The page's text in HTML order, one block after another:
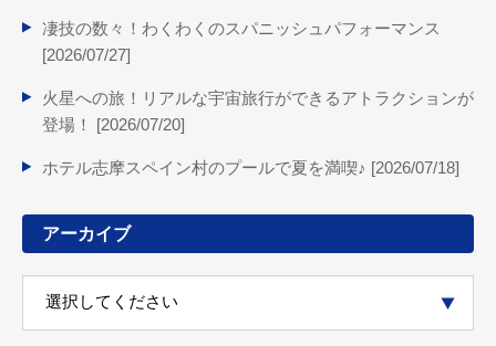
凄技の数々！わくわくのスパニッシュパフォーマンス
[2026/07/27]
火星への旅！リアルな宇宙旅行ができるアトラクションが
登場！ [2026/07/20]
ホテル志摩スペイン村のプールで夏を満喫♪ [2026/07/18]
アーカイブ